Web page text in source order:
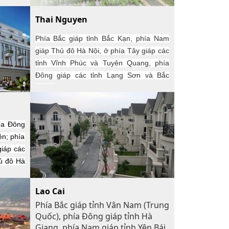
Đông
phía
các
đô Hà
Thai Nguyen
Phía Bắc giáp tỉnh Bắc Kạn, phía Nam
giáp Thủ đô Hà Nội, ở phía Tây giáp các
tỉnh Vĩnh Phúc và Tuyên Quang, phía
Đông giáp các tỉnh Lạng Sơn và Bắc
Lao Cai
Phía Bắc giáp tỉnh Vân Nam (Trung
Quốc), phía Đông giáp tỉnh Hà